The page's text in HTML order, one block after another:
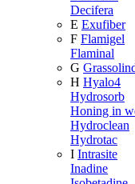
Decifera
E Exufiber
F Flamigel
Flaminal
G
H Hyalo4
Hydrosorb
Honing in
Hydroclean
Hydrotac
I Intrasite
Inadine